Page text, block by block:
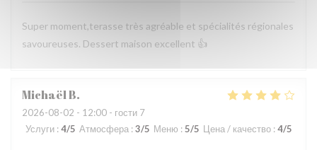
Super moment,terasse très agréable et spécialités régionales
savoureuses. Dessert maison excellent 👍
MichaëlB
2026-08-02 - 12:00 - гости 7
Услуги : 4/5 Атмосфера : 3/5 Меню : 5/5 Цена / качество : 4/5